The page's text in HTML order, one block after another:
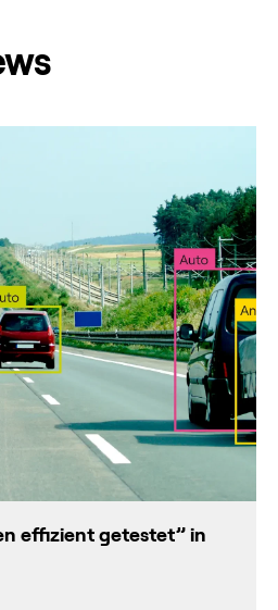
effizient getestet” in